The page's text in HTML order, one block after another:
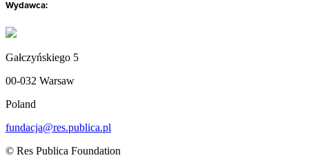
Wydawca:
Gałczyńskiego 5
00-032 Warsaw
Poland
fundacja@res.publica.pl
© Res Publica Foundation